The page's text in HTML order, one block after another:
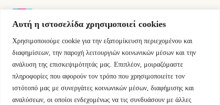
Αυτή η ιστοσελίδα χρησιμοποιεί cookies
Χρησιμοποιούμε cookie για την εξατομίκευση περιεχομένου και
διαφημίσεων, την παροχή λειτουργιών κοινωνικών μέσων και την
ανάλυση της επισκεψιμότητάς μας. Επιπλέον, μοιραζόμαστε
πληροφορίες που αφορούν τον τρόπο που χρησιμοποιείτε τον
ιστότοπό μας με συνεργάτες κοινωνικών μέσων, διαφήμισης και
αναλύσεων, οι οποίοι ενδεχομένως να τις συνδυάσουν με άλλες
Εμμ.Μπενάκη 76 10681 Αθήνα Ελλάδα.
+30.2110084023
info@kyfantabooks.gr